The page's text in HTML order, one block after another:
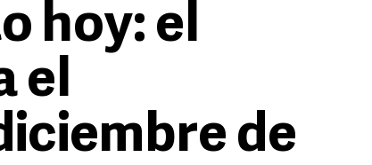
hoy: el
el
de